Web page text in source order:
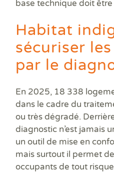
base technique doit être
Habitat
sécuriser
par le
En 2025, 18 338
dans le cadre du
ou très dégradé.
diagnostic n’est jamais
un outil de mise en
mais surtout il permet
occupants de tout